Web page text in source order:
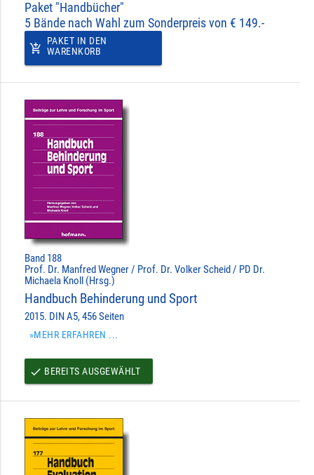
Paket "Handbücher"
5 Bände nach Wahl zum Sonderpreis von € 149.-
add_shopping_cart
PAKET IN DEN
WARENKORB
Band 188
Prof. Dr. Manfred Wegner / Prof. Dr. Volker Scheid / PD Dr.
Michaela Knoll (Hrsg.)
Handbuch Behinderung und Sport
2015. DIN A5, 456 Seiten
»MEHR ERFAHREN ...
done BEREITS AUSGEWÄHLT